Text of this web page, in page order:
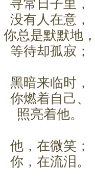
没有人在意，
你总是默默地
等待却孤寂；
黑暗来临时，
你燃着自己、
照亮着他。
他，在微笑；
你，在流泪。